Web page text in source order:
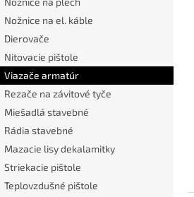
Nožnice na el. káble
Dierovače
Nitovacie pištole
Viazače armatúr
Rezače na závitové tyče
Miešadlá stavebné
Rádia stavebné
Mazacie lisy dekalamitky
Striekacie pištole
Teplovzdušné pištole